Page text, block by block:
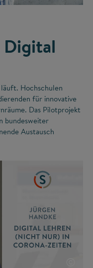
Digital
Hochschulen
für innovative
Das Pilotprojekt
bundesweiter
Austausch